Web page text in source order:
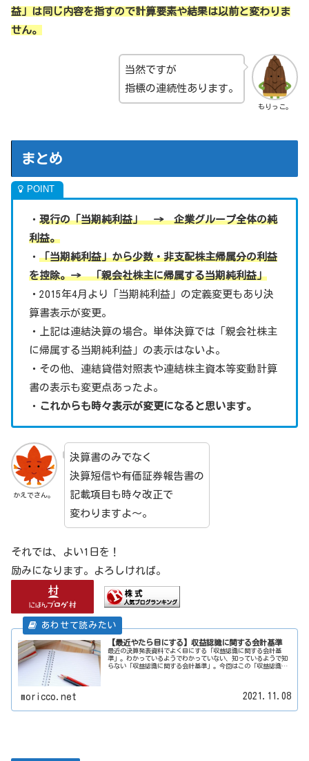
益」は同じ内容を指すので計算要素や結果は以前と変わりま
せん。
もりっこ。
当然ですが
指標の連続性あります。
まとめ
・ 現行の「当期純利益」 → 企業グループ全体の純
利益。
・ 「当期純利益」から少数・非支配株主帰属分の利益
を控除。→ 「親会社株主に帰属する当期純利益」
・2015年4月より「当期純利益」の定義変更もあり決
算書表示が変更。
・上記は連結決算の場合。単体決算では「親会社株主
に帰属する当期純利益」の表示はないよ。
・その他、連結貸借対照表や連結株主資本等変動計算
書の表示も変更点あったよ。
・ これからも時々表示が変更になると思います。
かえでさん。
決算書のみでなく
決算短信や有価証券報告書の
記載項目も時々改正で
変わりますよ～。
それでは、よい1日を！
励みになります。よろしければ。
【最近やたら目にする】収益認識に関する会計基準
最近の決算発表資料でよく目にする「収益認識に関する会計基
準」。わかっているようでわかっていない、知っているようで知
らない「収益認識に関する会計基準」。今回はこの「収益認識に
moricco.net 2021.11.08